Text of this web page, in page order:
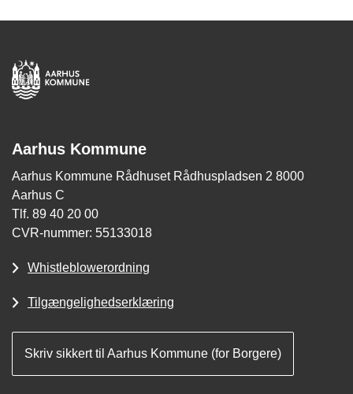
Aarhus Kommune
Aarhus Kommune Rådhuset Rådhuspladsen 2 8000
Aarhus C
Tlf. 89 40 20 00
CVR-nummer: 55133018
Whistleblowerordning
Tilgængelighedserklæring
Skriv sikkert til Aarhus Kommune (for Borgere)